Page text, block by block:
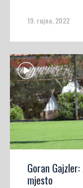
19. rujna, 2022
Goran
mjesto